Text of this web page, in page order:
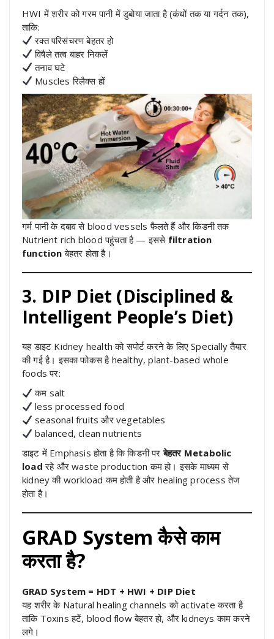
HWI में शरीर को गरम पानी में डुबोया जाता है (कंधों तक या गर्दन तक),
ताकि:
रक्त परिसंचरण बेहतर हो
विषैले तत्व बाहर निकलें
तनाव घटे
Muscles रिलैक्स हों
गर्म पानी के दबाव से blood vessels फैलते हैं और किडनी तक
Nutrient rich blood पहुंचता है — इससे filtration
function बेहतर होता है।
3. DIP Diet (Disciplined &
Intelligent People’s Diet)
यह डाइट Kidney health को सपोर्ट करने के लिए Specially तैयार
की गई है। इसका फोकस है healthy, plant-based whole
foods पर:
कम salt
less processed food
seasonal fruits और vegetables
balanced, clean nutrients
डाइट में Emphasis होता है कि किडनी परबेहतर Metabolic
load रहे और waste production कम हो। इसके माध्यम से
kidney की workload कम होती है और healing process तेज
होता है।
GRAD System कैसे काम
करता है?
GRAD System = HDT + HWI + DIP Diet
यह शरीर के Natural healing channels को activate करता है
ताकि Toxins हटें, blood flow बेहतर हो, और kidneys काम करने
लगे।